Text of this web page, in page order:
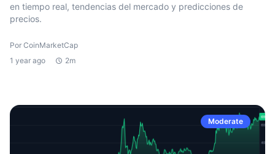
en tiempo real, tendencias del mercado y predicciones de
precios.
Por CoinMarketCap
1 year ago
2m
Moderate